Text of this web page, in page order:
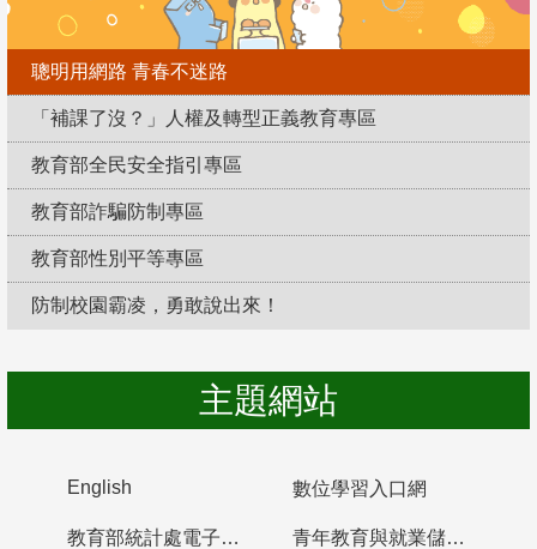
聰明用網路 青春不迷路
「補課了沒？」人權及轉型正義教育專區
教育部全民安全指引專區
教育部詐騙防制專區
教育部性別平等專區
防制校園霸凌，勇敢說出來！
主題網站
English 數位學習入口網
教育部統計處電子書櫃 青年教育與就業儲蓄帳戶